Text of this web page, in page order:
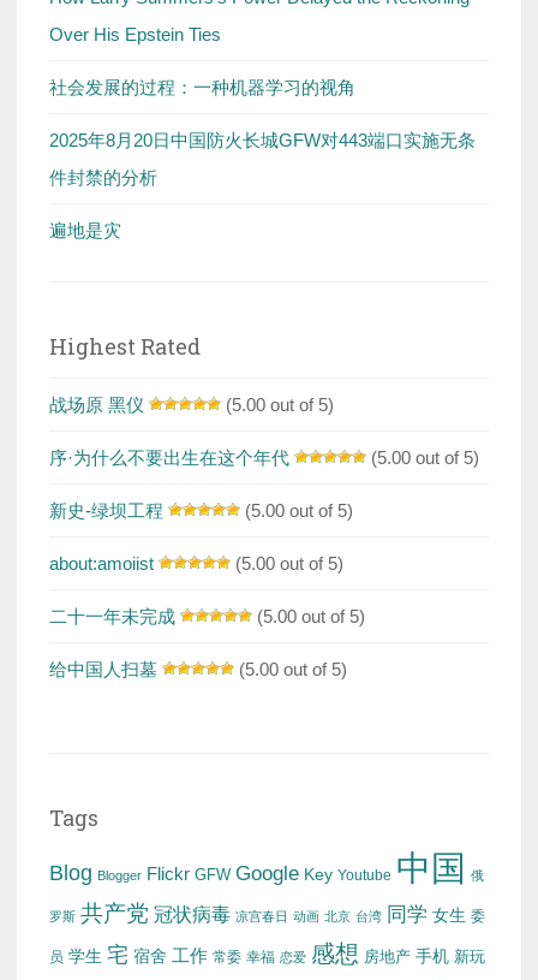
Over His Epstein Ties
社会发展的过程：一种机器学习的视角
2025年8月20日中国防火长城GFW对443端口实施无条
件封禁的分析
遍地是灾
Highest Rated
战场原 黑仪 (5.00 out of 5)
序·为什么不要出生在这个年代 (5.00 out of 5)
新史-绿坝工程 (5.00 out of 5)
about:amoiist (5.00 out of 5)
二十一年未完成 (5.00 out of 5)
给中国人扫墓 (5.00 out of 5)
Tags
Blog Blogger Flickr GFW Google Key Youtube 中国 俄
罗斯 共产党 冠状病毒 凉宫春日 动画 北京 台湾 同学 女生 委
员 学生 宅 宿舍 工作 常委 幸福 恋爱 感想 房地产 手机 新玩